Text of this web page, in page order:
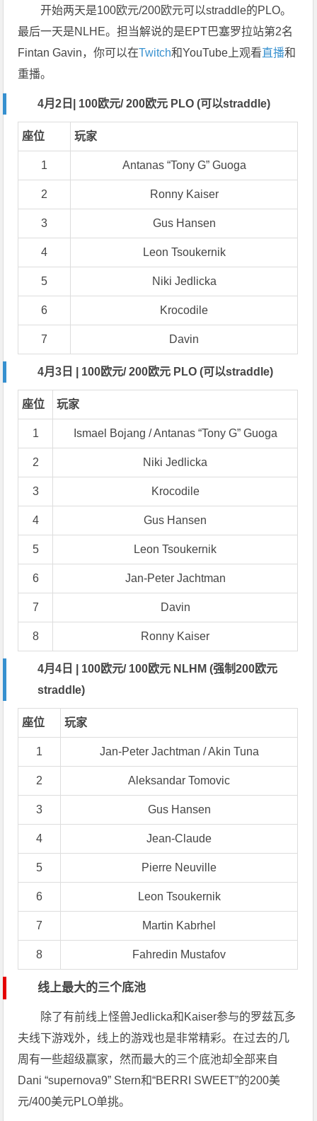
开始两天是100欧元/200欧元可以straddle的PLO。
最后一天是NLHE。担当解说的是EPT巴塞罗拉站第2名
Fintan Gavin，你可以在Twitch和YouTube上观看直播和
重播。
4月2日| 100欧元/ 200欧元 PLO (可以straddle)
座位 玩家
1 Antanas “Tony G” Guoga
2 Ronny Kaiser
3 Gus Hansen
4 Leon Tsoukernik
5 Niki Jedlicka
6 Krocodile
7 Davin
4月3日 | 100欧元/ 200欧元 PLO (可以straddle)
座位 玩家
1 Ismael Bojang / Antanas “Tony G” Guoga
2 Niki Jedlicka
3 Krocodile
4 Gus Hansen
5 Leon Tsoukernik
6 Jan-Peter Jachtman
7 Davin
8 Ronny Kaiser
4月4日 | 100欧元/ 100欧元 NLHM (强制200欧元
straddle)
座位 玩家
1 Jan-Peter Jachtman / Akin Tuna
2 Aleksandar Tomovic
3 Gus Hansen
4 Jean-Claude
5 Pierre Neuville
6 Leon Tsoukernik
7 Martin Kabrhel
8 Fahredin Mustafov
线上最大的三个底池
除了有前线上怪兽Jedlicka和Kaiser参与的罗兹瓦多
夫线下游戏外，线上的游戏也是非常精彩。在过去的几
周有一些超级赢家，然而最大的三个底池却全部来自
Dani “supernova9” Stern和“BERRI SWEET”的200美
元/400美元PLO单挑。